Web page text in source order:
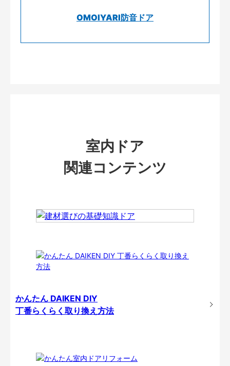
OMOIYARI防音ドア
室内ドア
関連コンテンツ
かんたん DAIKEN DIY
丁番らくらく取り換え方法